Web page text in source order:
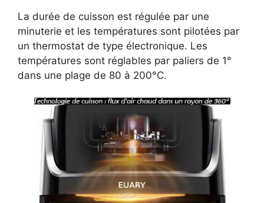
La durée de cuisson est régulée par une
minuterie et les températures sont pilotées par
un thermostat de type électronique. Les
températures sont réglables par paliers de 1°
dans une plage de 80 à 200°C.